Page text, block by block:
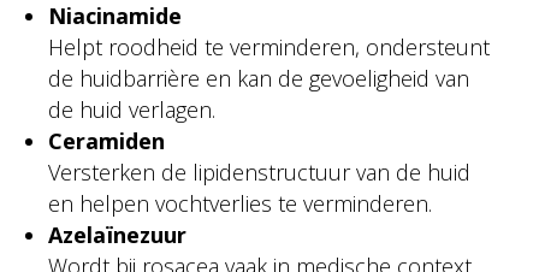
Niacinamide
Helpt roodheid te verminderen, ondersteunt
de huidbarrière en kan de gevoeligheid van
de huid verlagen.
Ceramiden
Versterken de lipidenstructuur van de huid
en helpen vochtverlies te verminderen.
Azelaïnezuur